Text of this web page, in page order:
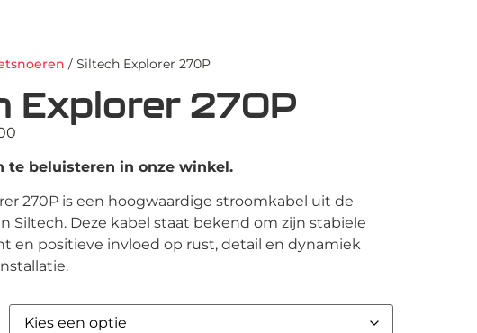
/ Siltech Explorer 270P
Explorer 270P
te beluisteren in onze winkel.
270P is een hoogwaardige stroomkabel uit de
Siltech. Deze kabel staat bekend om zijn stabiele
en positieve invloed op rust, detail en dynamiek